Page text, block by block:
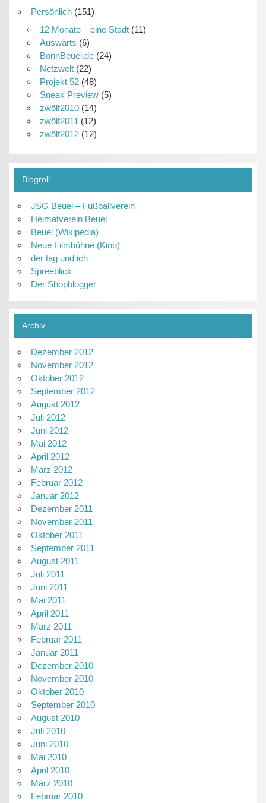
Persönlich(151)
12 Monate – eine Stadt(11)
Auswärts (6)
BonnBeuel.de(24)
Netzwelt(22)
Projekt 52(48)
Sneak Preview(5)
zwölf2010(14)
zwölf2011 (12)
zwölf2012(12)
Blogroll
JSG Beuel – Fußballverein
Heimatverein Beuel
Beuel (Wikipedia)
Neue Filmbühne (Kino)
der tag und ich
Spreeblick
Der Shopblogger
Archiv
Dezember 2012
November 2012
Oktober 2012
September 2012
August 2012
Juli 2012
Juni 2012
Mai 2012
April 2012
März 2012
Februar 2012
Januar 2012
Dezember 2011
November 2011
Oktober 2011
September 2011
August 2011
Juli 2011
Juni 2011
Mai 2011
April 2011
März 2011
Februar 2011
Januar 2011
Dezember 2010
November 2010
Oktober 2010
September 2010
August 2010
Juli 2010
Juni 2010
Mai 2010
April 2010
März 2010
Februar 2010